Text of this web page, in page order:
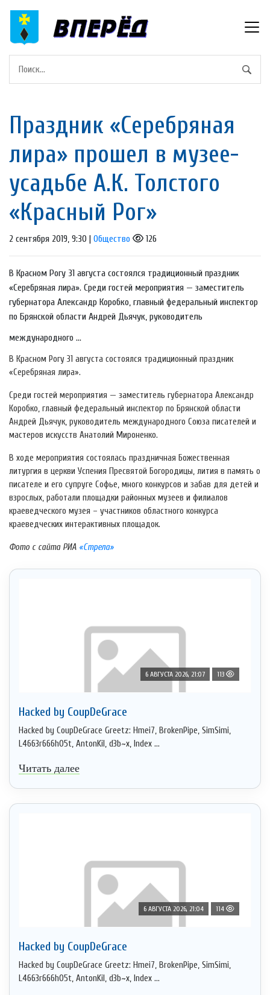
Праздник «Серебряная
лира» прошел в музее-
усадьбе А.К. Толстого
«Красный Рог»
2 сентября 2019, 9:30 | Общество 126
В Красном Рогу 31 августа состоялся традиционный праздник
«Серебряная лира». Среди гостей мероприятия — заместитель
губернатора Александр Коробко, главный федеральный инспектор
по Брянской области Андрей Дьячук, руководитель
международного ...
В Красном Рогу 31 августа состоялся традиционный праздник
«Серебряная лира».
Среди гостей мероприятия — заместитель губернатора Александр
Коробко, главный федеральный инспектор по Брянской области
Андрей Дьячук, руководитель международного Союза писателей и
мастеров искусств Анатолий Мироненко.
В ходе мероприятия состоялась праздничная Божественная
литургия в церкви Успения Пресвятой Богородицы, лития в память о
писателе и его супруге Софье, много конкурсов и забав для детей и
взрослых, работали площадки районных музеев и филиалов
краеведческого музея – участников областного конкурса
краеведческих интерактивных площадок.
Фото с сайта РИА «Стрела»
6 АВГУСТА 2026, 21:07 113
Hacked by CoupDeGrace
Hacked by CoupDeGrace Greetz: Hmei7, BrokenPipe, SimSimi,
L4663r666h05t, AntonKil, d3b~x, Index ...
Читать далее
6 АВГУСТА 2026, 21:04 114
Hacked by CoupDeGrace
Hacked by CoupDeGrace Greetz: Hmei7, BrokenPipe, SimSimi,
L4663r666h05t, AntonKil, d3b~x, Index ...